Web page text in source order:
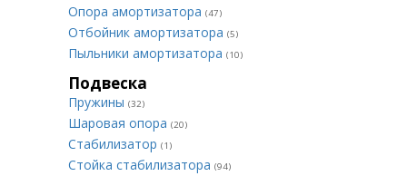
Опора амортизатора (47)
Отбойник амортизатора (5)
Пыльники амортизатора (10)
Подвеска
Пружины (32)
Шаровая опора (20)
Стабилизатор (1)
Стойка стабилизатора (94)